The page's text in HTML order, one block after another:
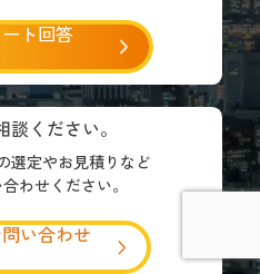
ト回答
ください。
選定やお見積りなど
わせください。
い合わせ